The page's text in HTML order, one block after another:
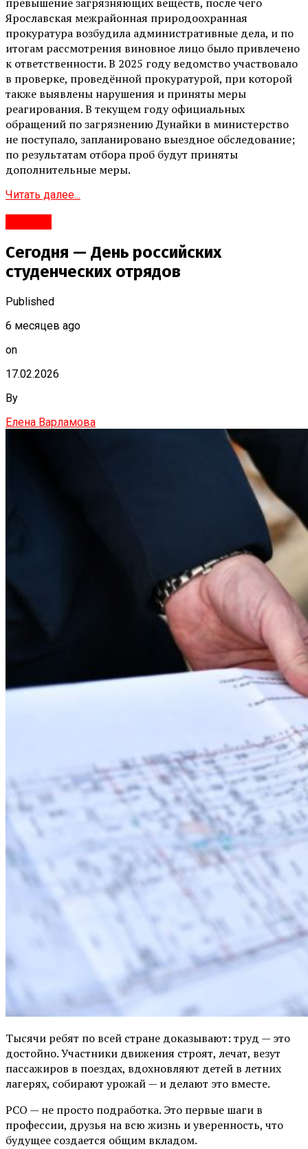
Ярославская межрайонная природоохранная
прокуратура возбудила административные дела, и по
итогам рассмотрения виновное лицо было привлечено
к ответственности. В 2025 году ведомство участвовало
в проверке, проведённой прокуратурой, при которой
также выявлены нарушения и приняты меры
реагирования. В текущем году официальных
обращений по загрязнению Дунайки в министерство
не поступало, запланировано выездное обследование;
по результатам отбора проб будут приняты
дополнительные меры.
Читать далее...
Сегодня — День российских
студенческих отрядов
Published
6 месяцев ago
on
17.02.2026
By
Елена Варламова
Тысячи ребят по всей стране доказывают: труд — это
достойно. Участники движения строят, лечат, везут
пассажиров в поездах, вдохновляют детей в летних
лагерях, собирают урожай — и делают это вместе.
РСО — не просто подработка. Это первые шаги в
профессии, друзья на всю жизнь и уверенность, что
будущее создается общим вкладом.